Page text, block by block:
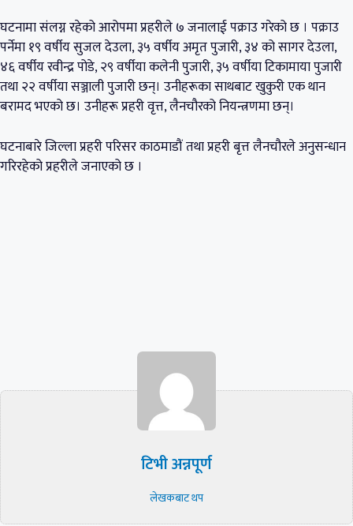
घटनामा संलग्न रहेको आरोपमा प्रहरीले ७ जनालाई पक्राउ गरेको छ । पक्राउ
पर्नेमा १९ वर्षीय सुजल देउला, ३५ वर्षीय अमृत पुजारी, ३४ को सागर देउला,
४६ वर्षीय रवीन्द्र पोडे, २९ वर्षीया कलेनी पुजारी, ३५ वर्षीया टिकामाया पुजारी
तथा २२ वर्षीया सञ्जाली पुजारी छन्। उनीहरूका साथबाट खुकुरी एक थान
बरामद भएको छ। उनीहरू प्रहरी वृत्त, लैनचौरको नियन्त्रणमा छन्।
घटनाबारे जिल्ला प्रहरी परिसर काठमाडौं तथा प्रहरी बृत्त लैनचौरले अनुसन्धान
गरिरहेको प्रहरीले जनाएको छ ।
टिभी अन्नपूर्ण
लेखकबाट थप